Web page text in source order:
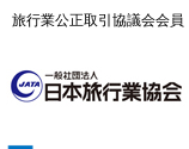
旅行業公正取引協議会会員